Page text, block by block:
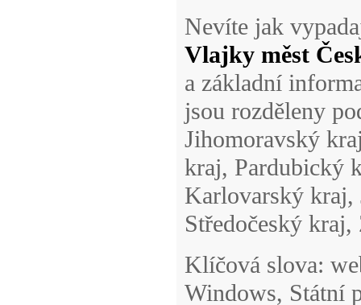
Nevíte jak
Vlajky měst
a základní
jsou rozděleny
Jihomoravský
kraj, Pardubický
Karlovarský kraj,
Středočeský
Klíčová slova:
Windows, Státní